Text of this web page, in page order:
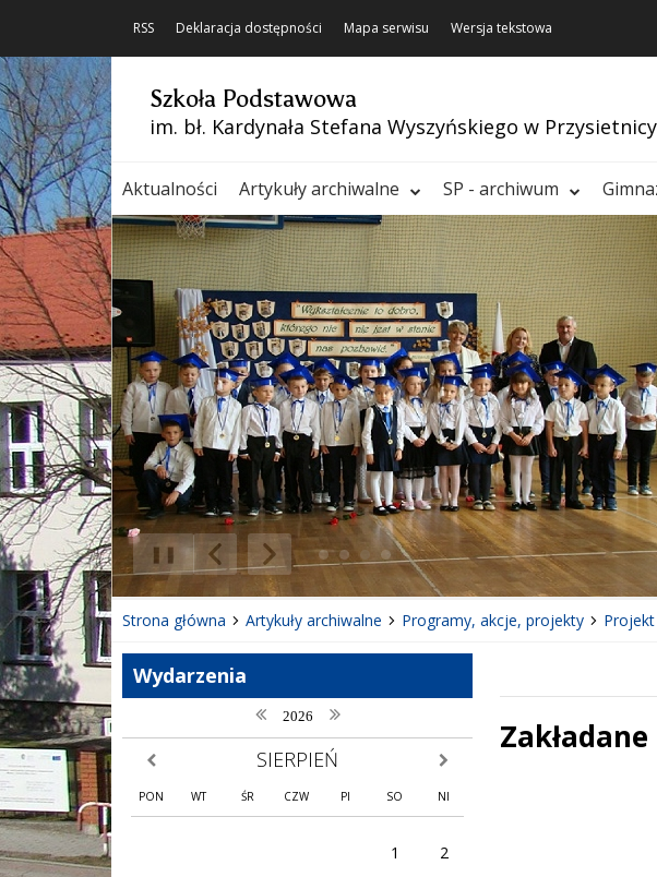
RSS Deklaracja dostępności Mapa serwisu Wersja tekstowa
Szkoła Podstawowa
im. bł. Kardynała Stefana Wyszyńskiego w Przysietnicy
Aktualności Artykuły archiwalne SP - archiwum
Poprzedni Element
Następny Element
❚❚
Strona główna Artykuły archiwalne Programy, akcje, projekty Projekt
Wydarzenia
poprzedni rok
2026 następny rok
poprzedni miesiąc SIERPIEŃ następny miesiąc
PON WT ŚR CZW PI SO NI
1 2